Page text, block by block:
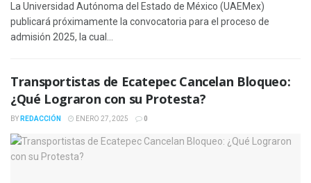
La Universidad Autónoma del Estado de México (UAEMex)
publicará próximamente la convocatoria para el proceso de
admisión 2025, la cual...
Transportistas de Ecatepec Cancelan Bloqueo:
¿Qué Lograron con su Protesta?
BY REDACCIÓN ENERO 27, 2025 0